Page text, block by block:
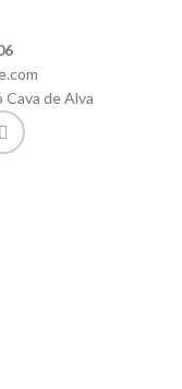
Cava de Alva